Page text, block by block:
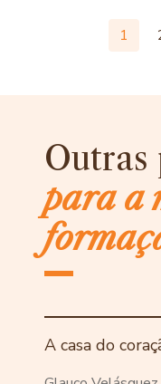
1
Outras
para a
A casa do